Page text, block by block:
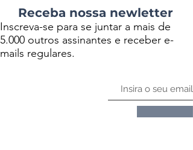
Receba nossa newletter
Inscreva-se para se juntar a mais de
5.000 outros assinantes e receber e-
mails regulares.